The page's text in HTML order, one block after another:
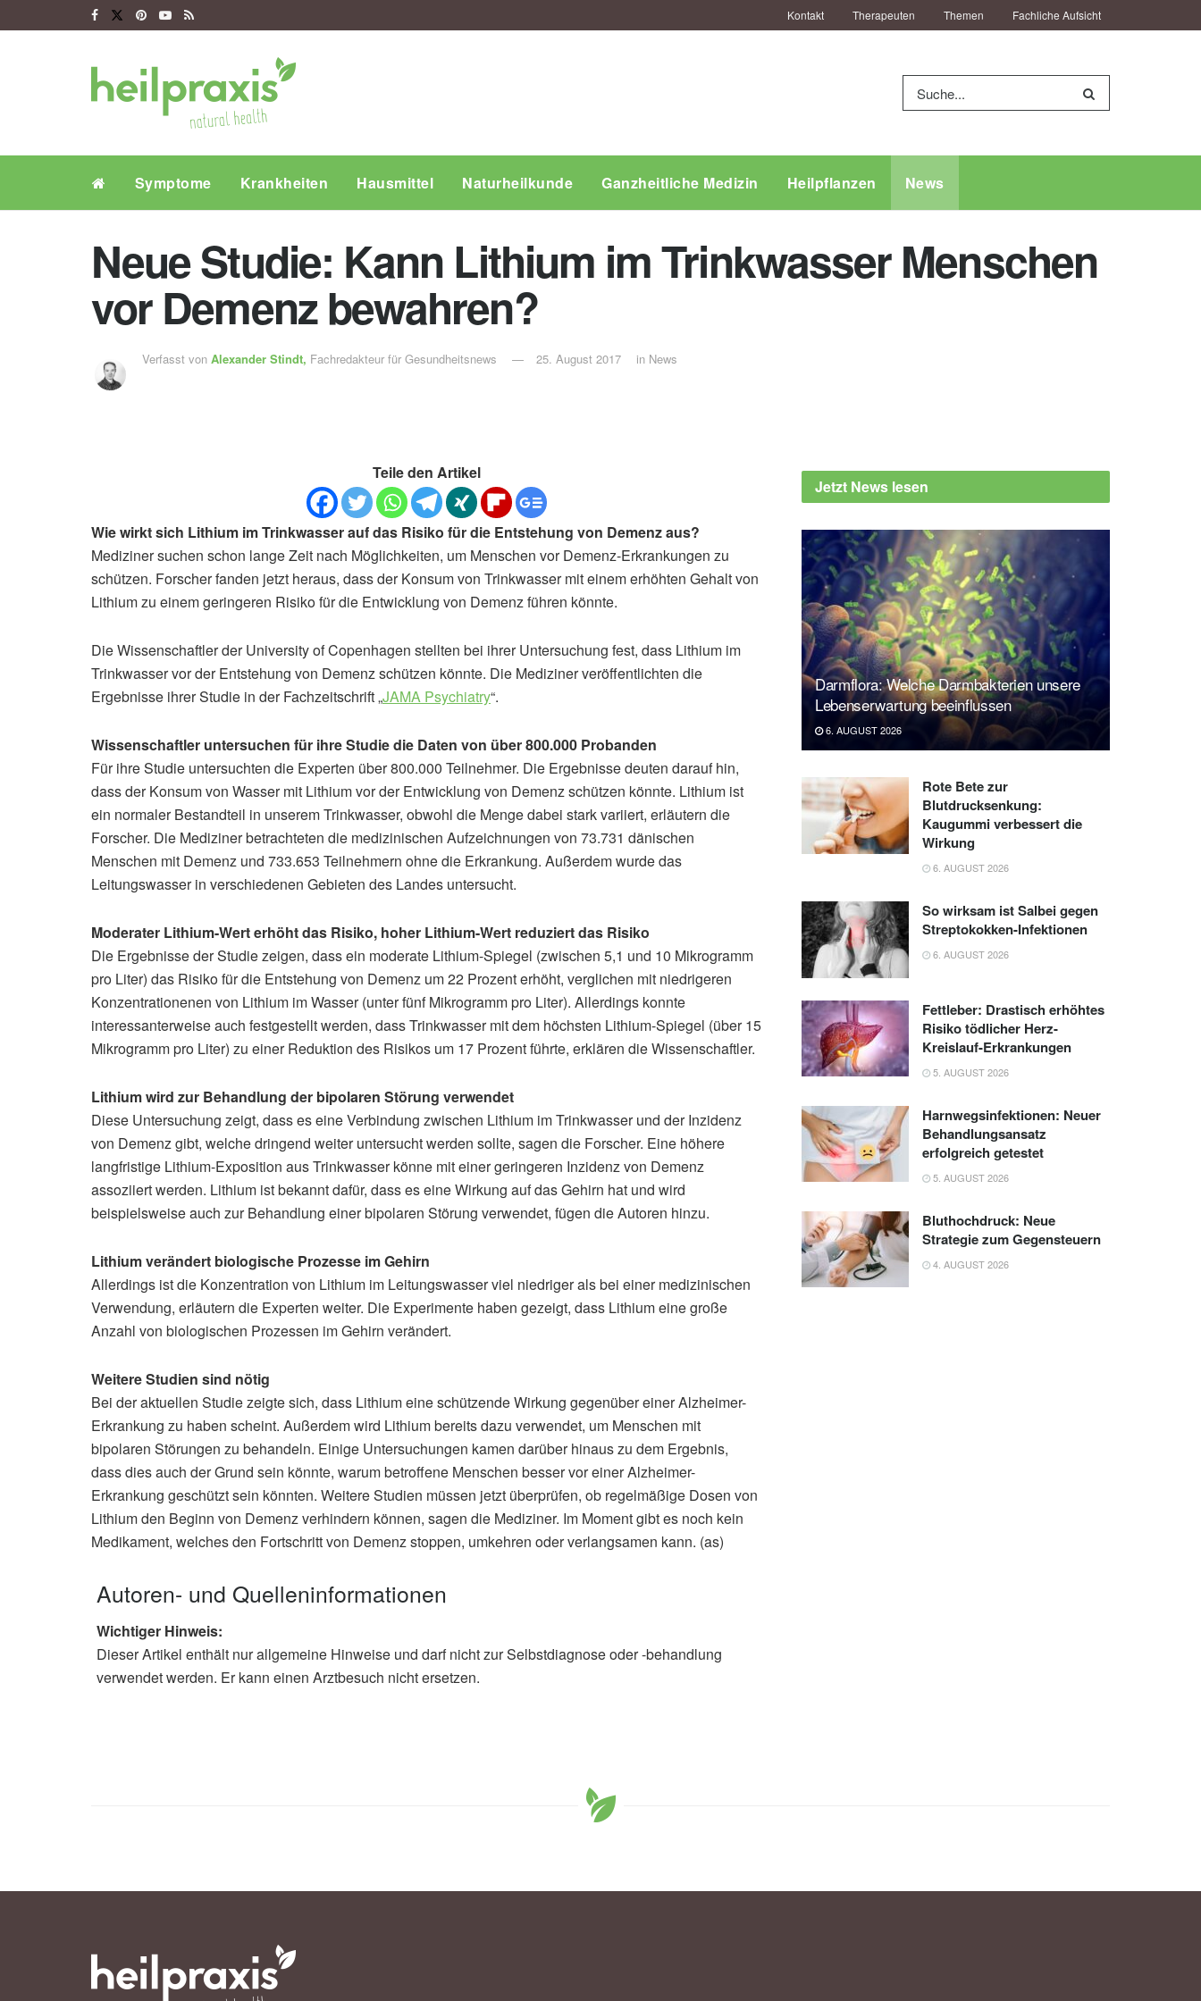
Kontakt Therapeuten Themen Fachliche Aufsicht
Symptome Krankheiten Hausmittel Naturheilkunde Ganzheitliche Medizin Heilpflanzen News
Neue Studie: Kann Lithium im Trinkwasser Menschen
vor Demenz bewahren?
Verfasst von Alexander Stindt, Fachredakteur für Gesundheitsnews 25. August 2017 in News
Teile den Artikel
Wie wirkt sich Lithium im Trinkwasser auf das Risiko für die Entstehung von Demenz aus?
Mediziner suchen schon lange Zeit nach Möglichkeiten, um Menschen vor Demenz-Erkrankungen zu
schützen. Forscher fanden jetzt heraus, dass der Konsum von Trinkwasser mit einem erhöhten Gehalt von
Lithium zu einem geringeren Risiko für die Entwicklung von Demenz führen könnte.
Die Wissenschaftler der University of Copenhagen stellten bei ihrer Untersuchung fest, dass Lithium im
Trinkwasser vor der Entstehung von Demenz schützen könnte. Die Mediziner veröffentlichten die
Ergebnisse ihrer Studie in der Fachzeitschrift „JAMA Psychiatry“.
Wissenschaftler untersuchen für ihre Studie die Daten von über 800.000 Probanden
Für ihre Studie untersuchten die Experten über 800.000 Teilnehmer. Die Ergebnisse deuten darauf hin,
dass der Konsum von Wasser mit Lithium vor der Entwicklung von Demenz schützen könnte. Lithium ist
ein normaler Bestandteil in unserem Trinkwasser, obwohl die Menge dabei stark variiert, erläutern die
Forscher. Die Mediziner betrachteten die medizinischen Aufzeichnungen von 73.731 dänischen
Menschen mit Demenz und 733.653 Teilnehmern ohne die Erkrankung. Außerdem wurde das
Leitungswasser in verschiedenen Gebieten des Landes untersucht.
Moderater Lithium-Wert erhöht das Risiko, hoher Lithium-Wert reduziert das Risiko
Die Ergebnisse der Studie zeigen, dass ein moderate Lithium-Spiegel (zwischen 5,1 und 10 Mikrogramm
pro Liter) das Risiko für die Entstehung von Demenz um 22 Prozent erhöht, verglichen mit niedrigeren
Konzentrationenen von Lithium im Wasser (unter fünf Mikrogramm pro Liter). Allerdings konnte
interessanterweise auch festgestellt werden, dass Trinkwasser mit dem höchsten Lithium-Spiegel (über 15
Mikrogramm pro Liter) zu einer Reduktion des Risikos um 17 Prozent führte, erklären die Wissenschaftler.
Lithium wird zur Behandlung der bipolaren Störung verwendet
Diese Untersuchung zeigt, dass es eine Verbindung zwischen Lithium im Trinkwasser und der Inzidenz
von Demenz gibt, welche dringend weiter untersucht werden sollte, sagen die Forscher. Eine höhere
langfristige Lithium-Exposition aus Trinkwasser könne mit einer geringeren Inzidenz von Demenz
assoziiert werden. Lithium ist bekannt dafür, dass es eine Wirkung auf das Gehirn hat und wird
beispielsweise auch zur Behandlung einer bipolaren Störung verwendet, fügen die Autoren hinzu.
Lithium verändert biologische Prozesse im Gehirn
Allerdings ist die Konzentration von Lithium im Leitungswasser viel niedriger als bei einer medizinischen
Verwendung, erläutern die Experten weiter. Die Experimente haben gezeigt, dass Lithium eine große
Anzahl von biologischen Prozessen im Gehirn verändert.
Weitere Studien sind nötig
Bei der aktuellen Studie zeigte sich, dass Lithium eine schützende Wirkung gegenüber einer Alzheimer-
Erkrankung zu haben scheint. Außerdem wird Lithium bereits dazu verwendet, um Menschen mit
bipolaren Störungen zu behandeln. Einige Untersuchungen kamen darüber hinaus zu dem Ergebnis,
dass dies auch der Grund sein könnte, warum betroffene Menschen besser vor einer Alzheimer-
Erkrankung geschützt sein könnten. Weitere Studien müssen jetzt überprüfen, ob regelmäßige Dosen von
Lithium den Beginn von Demenz verhindern können, sagen die Mediziner. Im Moment gibt es noch kein
Medikament, welches den Fortschritt von Demenz stoppen, umkehren oder verlangsamen kann. (as)
Autoren- und Quelleninformationen
Wichtiger Hinweis:
Dieser Artikel enthält nur allgemeine Hinweise und darf nicht zur Selbstdiagnose oder -behandlung
verwendet werden. Er kann einen Arztbesuch nicht ersetzen.
Jetzt News lesen
Darmflora: Welche Darmbakterien unsere
Lebenserwartung beeinflussen
6. AUGUST 2026
Rote Bete zur
Blutdrucksenkung:
Kaugummi verbessert die
Wirkung
6. AUGUST 2026
So wirksam ist Salbei gegen
Streptokokken-Infektionen
6. AUGUST 2026
Fettleber: Drastisch erhöhtes
Risiko tödlicher Herz-
Kreislauf-Erkrankungen
5. AUGUST 2026
Harnwegsinfektionen: Neuer
Behandlungsansatz
erfolgreich getestet
5. AUGUST 2026
Bluthochdruck: Neue
Strategie zum Gegensteuern
4. AUGUST 2026